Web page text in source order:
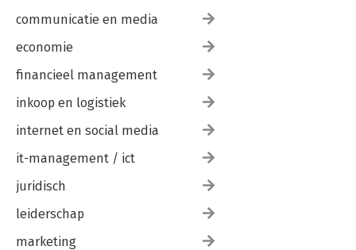
communicatie en media
economie
financieel management
inkoop en logistiek
internet en social media
it-management / ict
juridisch
leiderschap
marketing